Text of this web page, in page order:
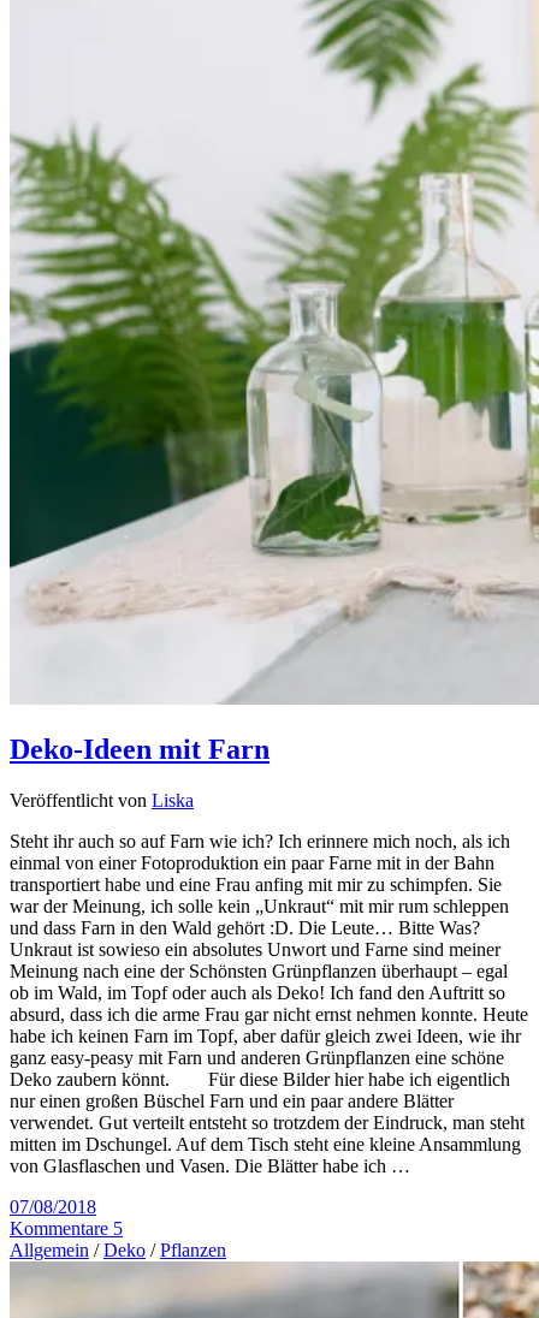
Deko-Ideen mit Farn
Veröffentlicht von Liska
Steht ihr auch so auf Farn wie ich? Ich erinnere mich noch, als ich
einmal von einer Fotoproduktion ein paar Farne mit in der Bahn
transportiert habe und eine Frau anfing mit mir zu schimpfen. Sie
war der Meinung, ich solle kein „Unkraut“ mit mir rum schleppen
und dass Farn in den Wald gehört :D. Die Leute… Bitte Was?
Unkraut ist sowieso ein absolutes Unwort und Farne sind meiner
Meinung nach eine der Schönsten Grünpflanzen überhaupt – egal
ob im Wald, im Topf oder auch als Deko! Ich fand den Auftritt so
absurd, dass ich die arme Frau gar nicht ernst nehmen konnte. Heute
habe ich keinen Farn im Topf, aber dafür gleich zwei Ideen, wie ihr
ganz easy-peasy mit Farn und anderen Grünpflanzen eine schöne
Deko zaubern könnt. Für diese Bilder hier habe ich eigentlich
nur einen großen Büschel Farn und ein paar andere Blätter
verwendet. Gut verteilt entsteht so trotzdem der Eindruck, man steht
mitten im Dschungel. Auf dem Tisch steht eine kleine Ansammlung
von Glasflaschen und Vasen. Die Blätter habe ich …
07/08/2018
Kommentare 5
Allgemein /Deko /Pflanzen